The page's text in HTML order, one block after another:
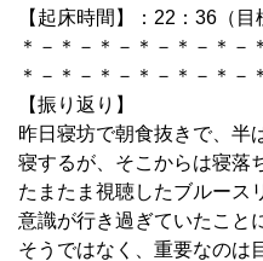
【起床時間】：22：36（目
＊－＊－＊－＊－＊－＊－
＊－＊－＊－＊－＊－＊－
【振り返り】
昨日寝坊で朝食抜きで、半
寝するが、そこからは寝落
たまたま視聴したブルース
意識が行き過ぎていたこと
そうではなく、重要なのは